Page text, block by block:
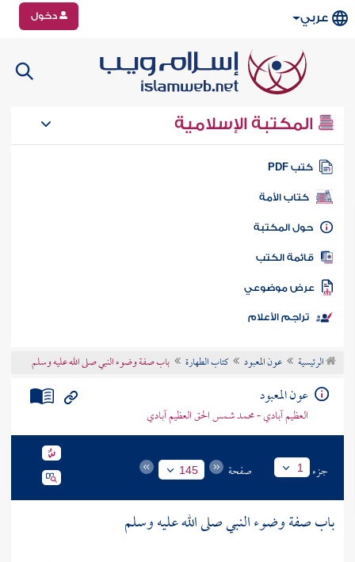
عربي دخول
المكتبة الإسلامية
كتب PDF
كتاب الأمة
المكتبة
الكتب
موضوعي
تراجم الأعلام
الرئيسية عون المعبود كتاب الطهارة باب صفة وضوء النبي صلى الله عليه وسلم
عون المعبود
العظيم آبادي - محمد شمس الحق العظيم آبادي
جزء 1 صفحة 145
باب صفة وضوء النبي صلى الله عليه وسلم